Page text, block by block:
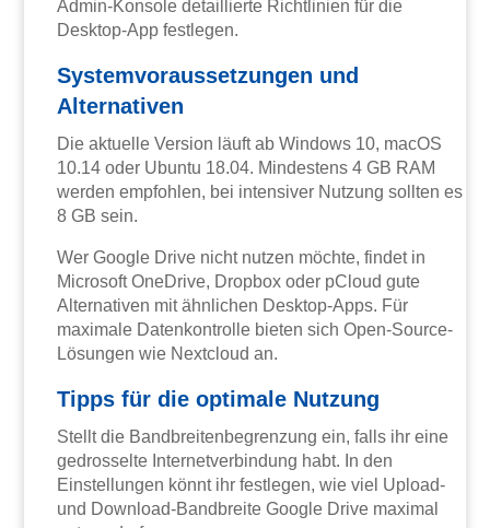
Admin-Konsole detaillierte Richtlinien für die
Desktop-App festlegen.
Systemvoraussetzungen und
Alternativen
Die aktuelle Version läuft ab Windows 10, macOS
10.14 oder Ubuntu 18.04. Mindestens 4 GB RAM
werden empfohlen, bei intensiver Nutzung sollten es
8 GB sein.
Wer Google Drive nicht nutzen möchte, findet in
Microsoft OneDrive, Dropbox oder pCloud gute
Alternativen mit ähnlichen Desktop-Apps. Für
maximale Datenkontrolle bieten sich Open-Source-
Lösungen wie Nextcloud an.
Tipps für die optimale Nutzung
Stellt die Bandbreitenbegrenzung ein, falls ihr eine
gedrosselte Internetverbindung habt. In den
Einstellungen könnt ihr festlegen, wie viel Upload-
und Download-Bandbreite Google Drive maximal